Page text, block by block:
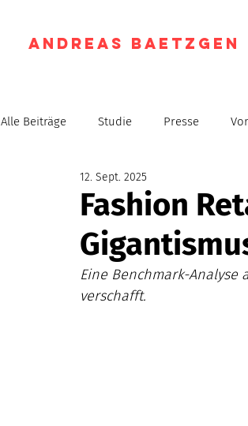
Andreas Baetzgen
Alle Beiträge Studie Presse
Fashion
12. Sept. 2025
Eine Benchmark-
verschafft.